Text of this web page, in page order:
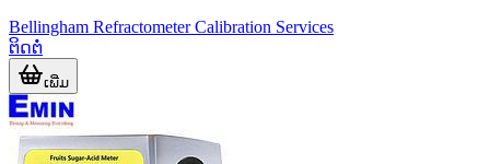
Bellingham Refractometer Calibration Services
ຕິດຕໍ່
ເພີ່ມ